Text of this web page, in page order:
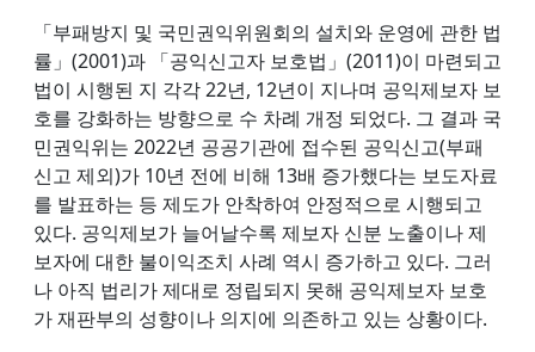
「부패방지 및 국민권익위원회의 설치와 운영에 관한 법
률」(2001)과 「공익신고자 보호법」(2011)이 마련되고
법이 시행된 지 각각 22년, 12년이 지나며 공익제보자 보
호를 강화하는 방향으로 수 차례 개정 되었다. 그 결과 국
민권익위는 2022년 공공기관에 접수된 공익신고(부패
신고 제외)가 10년 전에 비해 13배 증가했다는 보도자료
를 발표하는 등 제도가 안착하여 안정적으로 시행되고
있다. 공익제보가 늘어날수록 제보자 신분 노출이나 제
보자에 대한 불이익조치 사례 역시 증가하고 있다. 그러
나 아직 법리가 제대로 정립되지 못해 공익제보자 보호
가 재판부의 성향이나 의지에 의존하고 있는 상황이다.